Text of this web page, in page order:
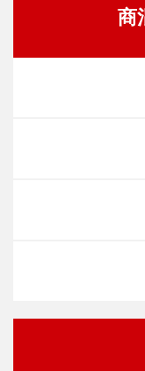
商